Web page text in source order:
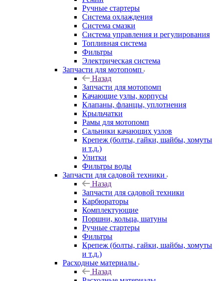
Ручные стартеры
Система охлаждения
Система смазки
Система управления и регулирования
Топливная система
Фильтры
Электрическая система
Запчасти для мотопомп
Назад
Запчасти для мотопомп
Качающие узлы, корпусы
Клапаны, фланцы, уплотнения
Крыльчатки
Рамы для мотопомп
Сальники качающих узлов
Крепеж (болты, гайки, шайбы, хомуты
и т.д.)
Улитки
Фильтры воды
Запчасти для садовой техники
Назад
Запчасти для садовой техники
Карбюраторы
Комплектующие
Поршни, кольца, шатуны
Ручные стартеры
Фильтры
Крепеж (болты, гайки, шайбы, хомуты
и т.д.)
Расходные материалы
Назад